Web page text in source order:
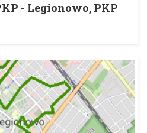
- Legionowo, PKP